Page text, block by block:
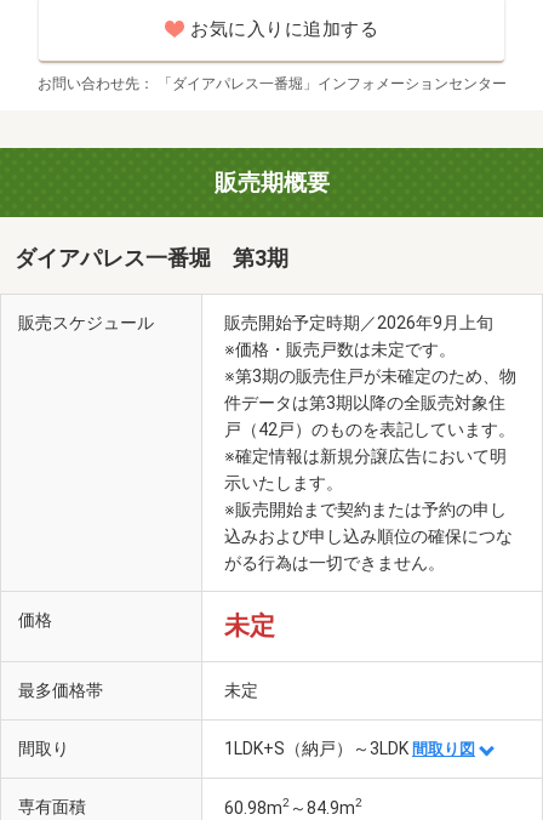
お気に入りに追加する
お問い合わせ先 「ダイアパレス一番堀」インフォメーションセンター
販売期概要
ダイアパレス一番堀 第3期
販売スケジュール
販売開始予定時期／2026年9月上旬
※価格・販売戸数は未定です。
※第3期の販売住戸が未確定のため、物
件データは第3期以降の全販売対象住
戸（42戸）のものを表記しています。
※確定情報は新規分譲広告において明
示いたします。
※販売開始まで契約または予約の申し
込みおよび申し込み順位の確保につな
がる行為は一切できません。
価格 未定
最多価格帯 未定
間取り 1LDK+S（納戸）～3LDK 間取り図
専有面積 60.98m2 ～84.9m2